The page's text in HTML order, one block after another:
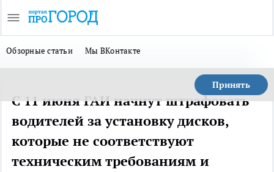
Обзорные статьи Мы ВКонтакте
Принять
С 11 июня ГАИ начнут штрафовать
водителей за установку дисков,
которые не соответствуют
техническим требованиям и